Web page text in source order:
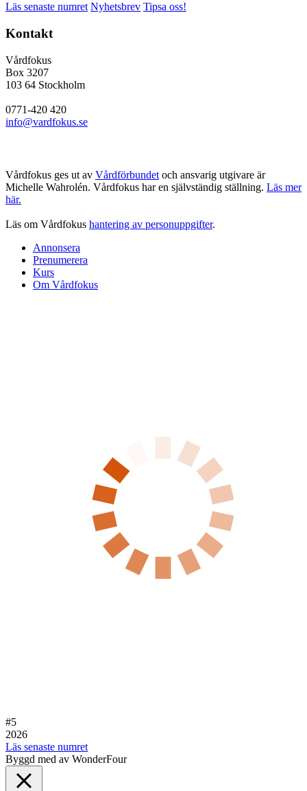
Läs senaste numret Nyhetsbrev Tipsa oss!
Kontakt
Vårdfokus
Box 3207
103 64 Stockholm
0771-420 420
info@vardfokus.se
Vårdfokus ges ut av Vårdförbundet och ansvarig utgivare är
Michelle Wahrolén. Vårdfokus har en självständig ställning. Läs mer
här.
Läs om Vårdfokus hantering av personuppgifter.
Annonsera
Prenumerera
Kurs
Om Vårdfokus
#5
2026
Läs senaste numret
Byggd med av WonderFour